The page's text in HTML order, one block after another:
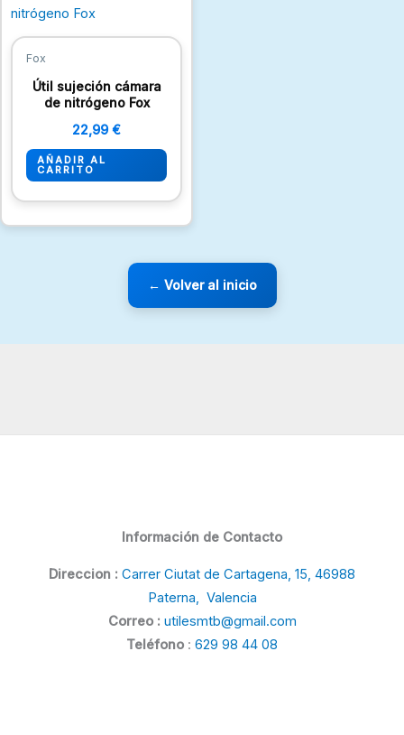
Fox
Útil sujeción cámara
de nitrógeno Fox
22,99 €
AÑADIR AL
CARRITO
← Volver al inicio
Información de Contacto
Direccion : Carrer Ciutat de Cartagena, 15, 46988
Paterna, Valencia
Correo : utilesmtb@gmail.com
Teléfono : 629 98 44 08